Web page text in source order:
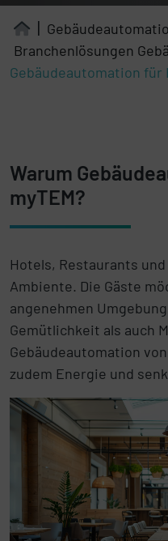
Branchenlösungen
Gebäudeautomation
Warum
myTEM?
Hotels, Restaurants
Ambiente. Die Gäste
angenehmen
Gemütlichkeit als auch
Gebäudeautomation
zudem Energie und